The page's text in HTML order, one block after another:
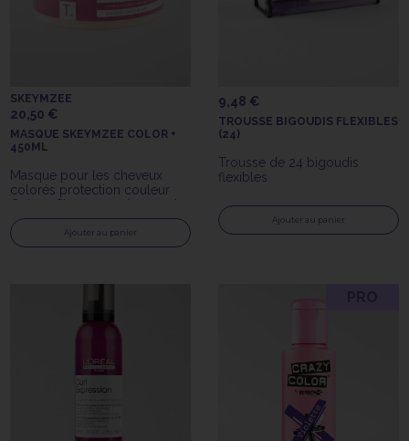
SKEYMZEE
20,50 €
MASQUE SKEYMZEE COLOR +
450ML
Masque pour les cheveux
colorés protection couleur
Color + Skeymzee de 450ml
Ajouter au panier
9,48 €
TROUSSE BIGOUDIS FLEXIBLES
(24)
Trousse de 24 bigoudis
flexibles
Ajouter au panier